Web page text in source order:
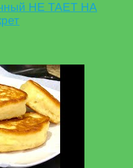
НЕ ТАЕТ НА